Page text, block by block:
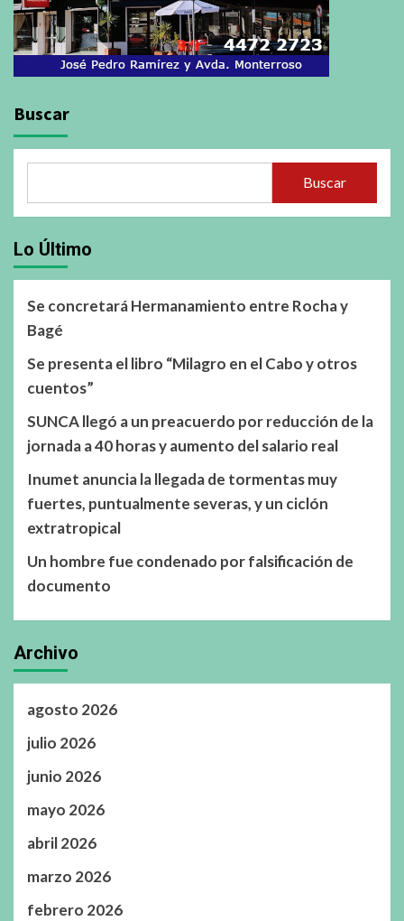
Buscar
Buscar
Lo Último
Se concretará Hermanamiento entre Rocha y
Bagé
Se presenta el libro “Milagro en el Cabo y otros
cuentos”
SUNCA llegó a un preacuerdo por reducción de la
jornada a 40 horas y aumento del salario real
Inumet anuncia la llegada de tormentas muy
fuertes, puntualmente severas, y un ciclón
extratropical
Un hombre fue condenado por falsificación de
documento
Archivo
agosto 2026
julio 2026
junio 2026
mayo 2026
abril 2026
marzo 2026
febrero 2026